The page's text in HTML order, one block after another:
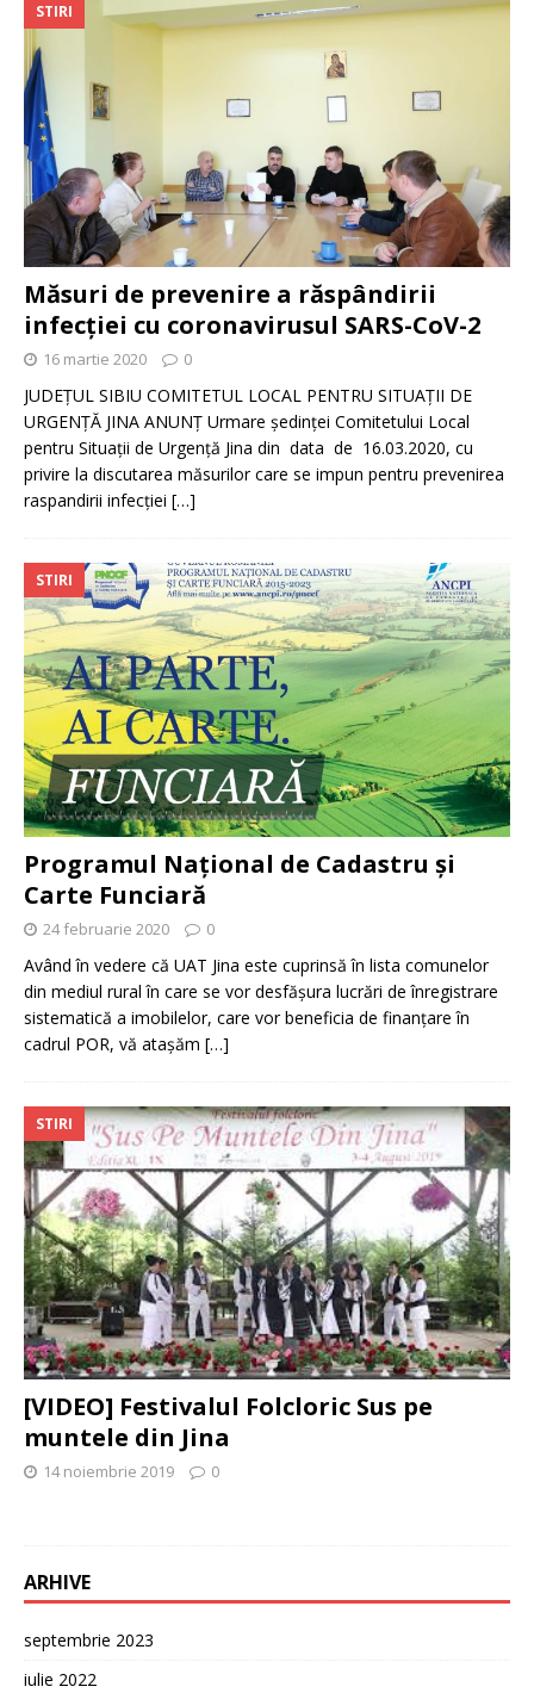
STIRI
Măsuri de prevenire a răspândirii
infecției cu coronavirusul SARS-CoV-2
16 martie 2020 0
JUDEŢUL SIBIU COMITETUL LOCAL PENTRU SITUAŢII DE
URGENŢĂ JINA ANUNȚ Urmare ședinței Comitetului Local
pentru Situații de Urgență Jina din data de 16.03.2020, cu
privire la discutarea măsurilor care se impun pentru prevenirea
raspandirii infecției […]
STIRI
Programul Național de Cadastru și
Carte Funciară
24 februarie 2020 0
Având în vedere că UAT Jina este cuprinsă în lista comunelor
din mediul rural în care se vor desfășura lucrări de înregistrare
sistematică a imobilelor, care vor beneficia de finanțare în
cadrul POR, vă atașăm […]
STIRI
[VIDEO] Festivalul Folcloric Sus pe
muntele din Jina
14 noiembrie 2019 0
ARHIVE
septembrie 2023
iulie 2022